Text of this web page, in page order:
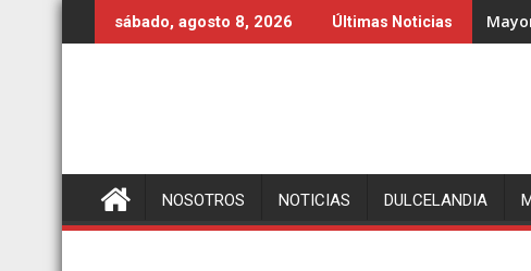
al
sábado, agosto 8, 2026 Últimas Noticias
NOSOTROS NOTICIAS DULCELANDIA